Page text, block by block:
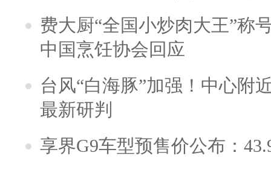
费大厨“全国小炒肉大王”称
中国烹饪协会回应
台风“白海豚”加强！中心附
最新研判
享界G9车型预售价公布：